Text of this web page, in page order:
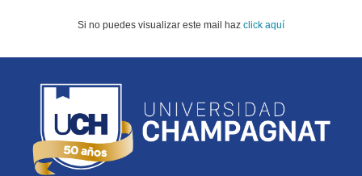
Si no puedes visualizar este mail haz click aquí